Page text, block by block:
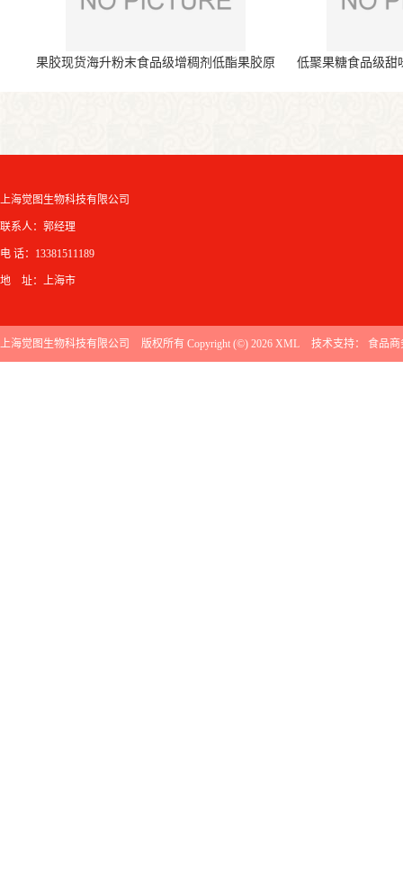
果胶现货海升粉末食品级增稠剂低酯果胶原
低聚果糖食品级甜
上海觉图生物科技有限公司
联系人：郭经理
电 话：13381511189
地 址：上海市
上海觉图生物科技有限公司 版权所有 Copyright (©) 2026 XML 技术支持： 食品商